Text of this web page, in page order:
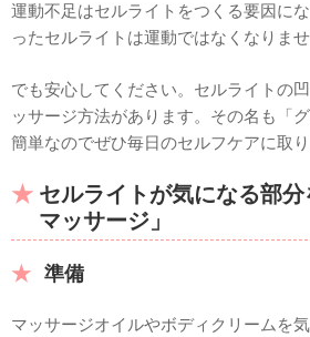
運動不足はセルライトをつくる要因に
ったセルライトは運動ではなくなりま
でも安心してください。セルライトの
ッサージ方法があります。その名も「
簡単なのでぜひ毎日のセルフケアに取
セルライトが気になる部
マッサージ」
準備
マッサージオイルやボディクリームを